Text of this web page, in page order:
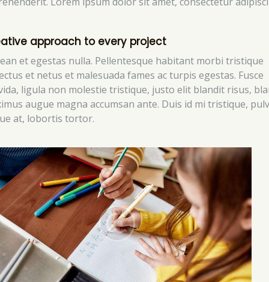
approach to every project
et egestas nulla. Pellentesque habitant morbi tristique
et netus et malesuada fames ac turpis egestas. Fusce
ligula non molestie tristique, justo elit blandit risus,
augue magna accumsan ante. Duis id mi tristique,
at, lobortis tortor.